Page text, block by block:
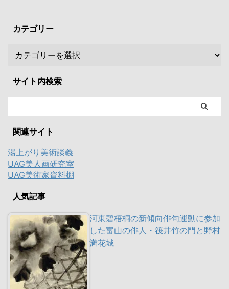
カテゴリー
サイト内検索
関連サイト
湯上がり美術談義
UAG美人画研究室
UAG美術家資料棚
人気記事
河東碧梧桐の新傾向俳句運動に参加
した富山の俳人・筏井竹の門と野村
満花城